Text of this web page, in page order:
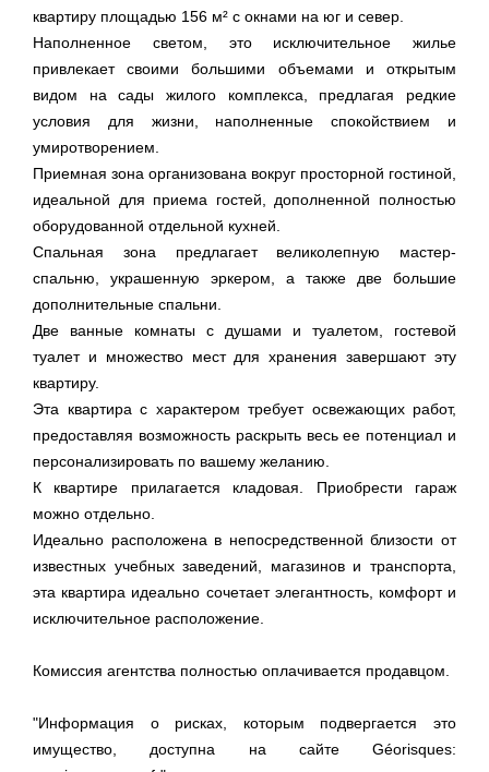
квартиру площадью 156 м² с окнами на юг и север.
Наполненное светом, это исключительное жилье
привлекает своими большими объемами и открытым
видом на сады жилого комплекса, предлагая редкие
условия для жизни, наполненные спокойствием и
умиротворением.
Приемная зона организована вокруг просторной гостиной,
идеальной для приема гостей, дополненной полностью
оборудованной отдельной кухней.
Спальная зона предлагает великолепную мастер-
спальню, украшенную эркером, а также две большие
дополнительные спальни.
Две ванные комнаты с душами и туалетом, гостевой
туалет и множество мест для хранения завершают эту
квартиру.
Эта квартира с характером требует освежающих работ,
предоставляя возможность раскрыть весь ее потенциал и
персонализировать по вашему желанию.
К квартире прилагается кладовая. Приобрести гараж
можно отдельно.
Идеально расположена в непосредственной близости от
известных учебных заведений, магазинов и транспорта,
эта квартира идеально сочетает элегантность, комфорт и
исключительное расположение.
Комиссия агентства полностью оплачивается продавцом.
"Информация о рисках, которым подвергается это
имущество, доступна на сайте Géorisques: